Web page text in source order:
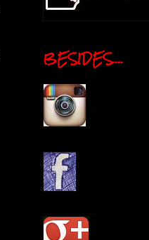
BESIDES....